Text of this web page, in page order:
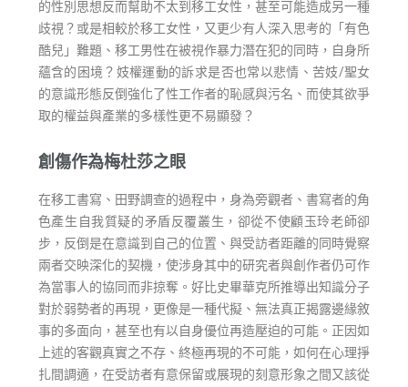
的性別思想反而幫助不太到移工女性，甚至可能造成另一種
歧視？或是相較於移工女性，又更少有人深入思考的「有色
酷兒」難題、移工男性在被視作暴力潛在犯的同時，自身所
蘊含的困境？妓權運動的訴求是否也常以悲情、苦妓/聖女
的意識形態反倒強化了性工作者的恥感與污名、而使其欲爭
取的權益與產業的多樣性更不易顯發？
創傷作為梅杜莎之眼
在移工書寫、田野調查的過程中，身為旁觀者、書寫者的角
色產生自我質疑的矛盾反覆叢生，卻從不使顧玉玲老師卻
步，反倒是在意識到自己的位置、與受訪者距離的同時覺察
兩者交映深化的契機，使涉身其中的研究者與創作者仍可作
為當事人的協同而非掠奪。好比史畢華克所推導出知識分子
對於弱勢者的再現，更像是一種代擬、無法真正揭露邊緣敘
事的多面向，甚至也有以自身優位再造壓迫的可能。正因如
上述的客觀真實之不存、終極再現的不可能，如何在心理掙
扎間調適，在受訪者有意保留或展現的刻意形象之間又該從